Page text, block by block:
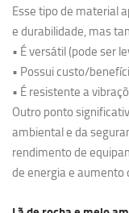
Esse tipo de material
e durabilidade, mas
• É versátil (pode ser
• Possui custo/
• É resistente a
Outro ponto
ambiental e da
rendimento de
de energia e aumento